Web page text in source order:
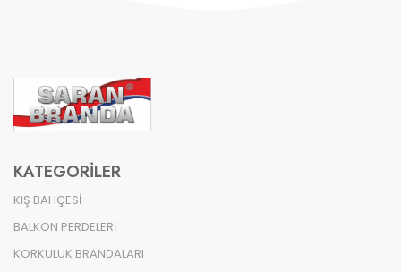
KATEGORILER
KIŞ BAHÇESİ
BALKON PERDELERİ
KORKULUK BRANDALARI